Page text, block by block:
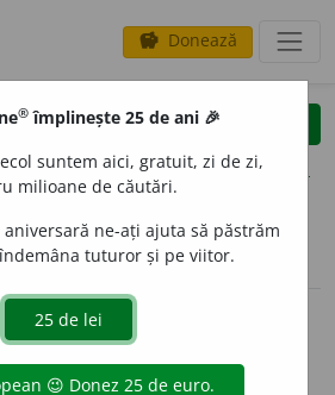
savings Donează
clear
opțiuni
volume_up (14)
® împlinește 25 de ani 🎉
suntem aici, gratuit, zi de zi,
milioane de căutări.
ne-ați ajuta să păstrăm
tuturor și pe viitor.